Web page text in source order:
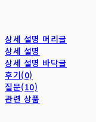
상세 설명 머리글
상세 설명
상세 설명 바닥글
후기(0)
질문(10)
관련 상품